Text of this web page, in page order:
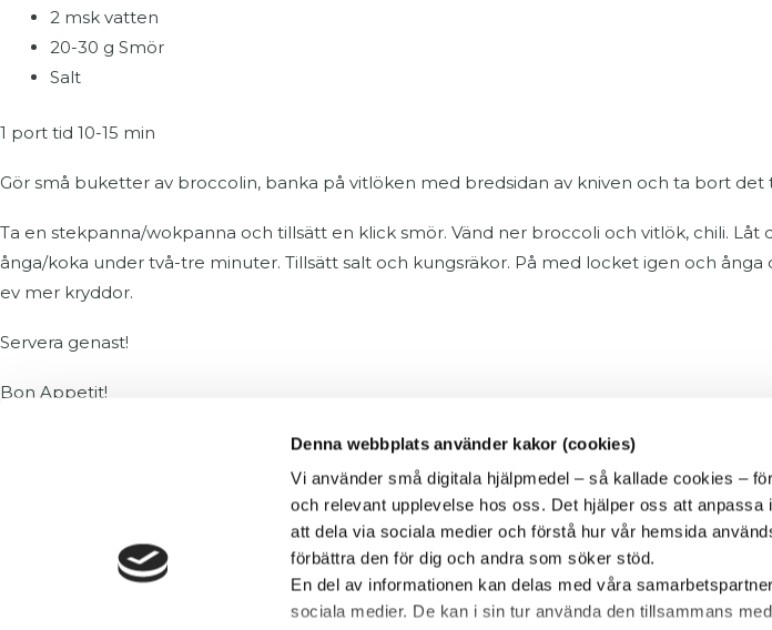
Denna webbplats använder kakor (cookies)
Vi använder små digitala hjälpmedel – så kallade cookies –
och relevant upplevelse hos oss. Det hjälper oss att anpassa
att dela via sociala medier och förstå hur vår hemsida
förbättra den för dig och andra som söker stöd.
En del av informationen kan delas med våra
sociala medier. De kan i sin tur använda den tillsammans
2 msk vatten
20-30 g Smör
Salt
1 port tid 10-15 min
Gör små buketter av broccolin, banka på vitlöken med bredsidan av kniven och ta bort det
Ta en stekpanna/wokpanna och tillsätt en klick smör. Vänd ner broccoli och vitlök, chili.
ånga/koka under två-tre minuter. Tillsätt salt och kungsräkor. På med locket igen och
ev mer kryddor.
Servera genast!
Bon Appetit!
Anmäl dig till nästa gratis webinar
lör 12 september kl. 20:00
Din Nystart för tillfrisknande kan börja
Hjälp mig!
Boka en halvtimmes
samtal per telefon
Kontakta oss!